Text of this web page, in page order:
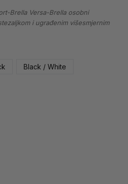
Brella Versa-Brella osobni
i ugrađenim višesmjernim
Black / White